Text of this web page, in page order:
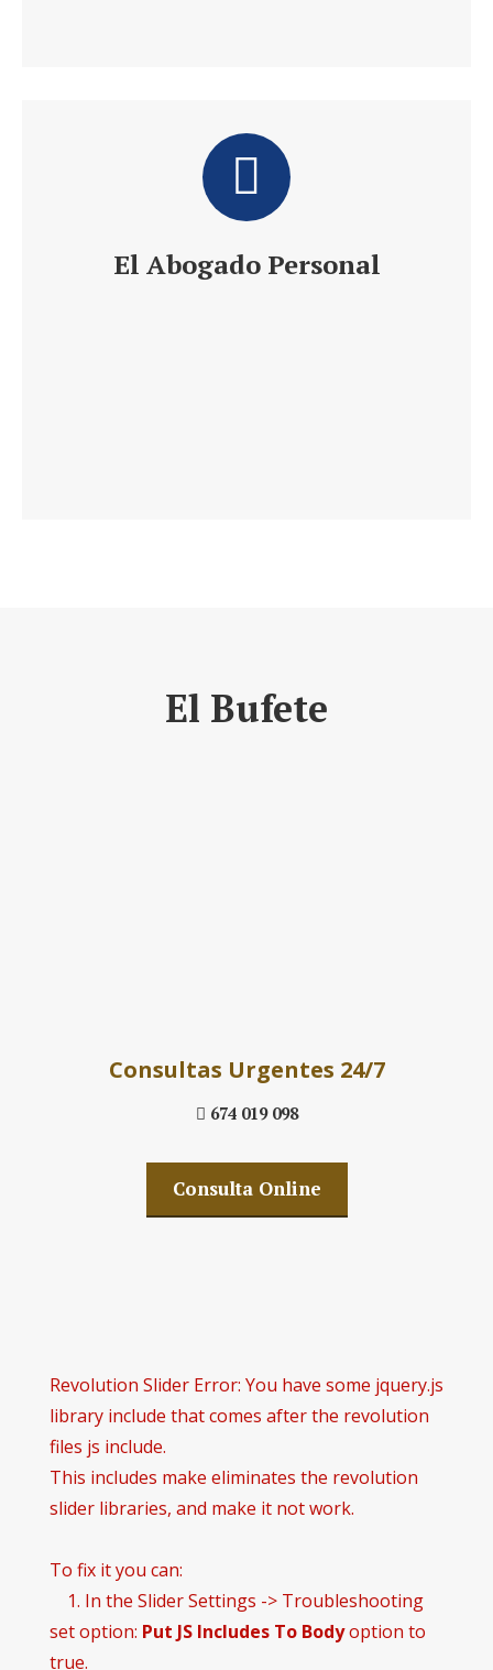
El Abogado Personal
El Bufete
Consultas Urgentes 24/7
674 019 098
Consulta Online
Revolution Slider Error: You have some jquery.js
library include that comes after the revolution
files js include.
This includes make eliminates the revolution
slider libraries, and make it not work.
To fix it you can:
1. In the Slider Settings -> Troubleshooting
set option: Put JS Includes To Bodyoption to
true.